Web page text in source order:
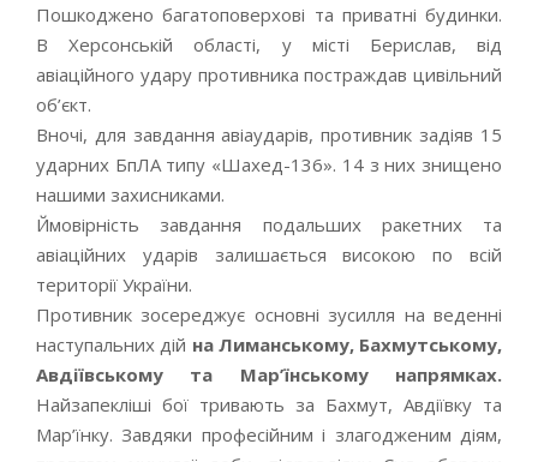
Пошкоджено багатоповерхові та приватні будинки.
В Херсонській області, у місті Берислав, від
авіаційного удару противника постраждав цивільний
об’єкт.
Вночі, для завдання авіаударів, противник задіяв 15
ударних БпЛА типу «Шахед-136». 14 з них знищено
нашими захисниками.
Ймовірність завдання подальших ракетних та
авіаційних ударів залишається високою по всій
території України.
Противник зосереджує основні зусилля на веденні
наступальних дій на Лиманському, Бахмутському,
Авдіївському та Мар’їнському напрямках.
Найзапекліші бої тривають за Бахмут, Авдіївку та
Мар’їнку. Завдяки професійним і злагодженим діям,